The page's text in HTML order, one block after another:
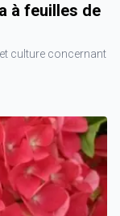
à feuilles de
culture concernant